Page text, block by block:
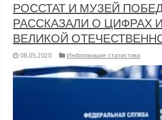
РОССТАТ И МУЗЕЙ
РАССКАЗАЛИ О ЦИФРАХ
ВЕЛИКОЙ
08.05.2020 Информация статистики